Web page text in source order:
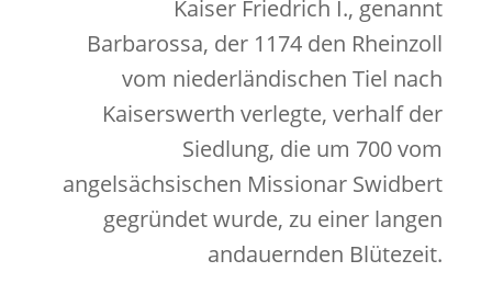
Kaiser Friedrich I., genannt
Barbarossa, der 1174 den Rheinzoll
vom niederländischen Tiel nach
Kaiserswerth verlegte, verhalf der
Siedlung, die um 700 vom
angelsächsischen Missionar Swidbert
gegründet wurde, zu einer langen
andauernden Blütezeit.